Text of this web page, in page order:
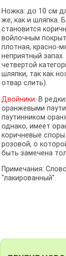
Ножка: до 10 см
же, как и шляпка.
становится
войлочным
плотная, красно-
неприятный
четвертой
шляпки, так как
отвар слить).
Двойники: В
оранжевыми
паутинником
однако, имеет
коричневые
розовой, о
быть замечена
Примечания:
"лакированный".